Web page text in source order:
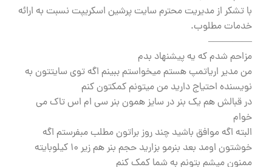
با تشکر از مدیریت محترم سایت پرشین اسکریپت نسبت به ارائه
خدمات مطلوب.
————–
مزاحم شدم که یه پیشنهاد بدم
من مدیر اریاتمپ هستم میخواستم ببینم اگه توی سایتتون به
نویسنده احتیاج دارید من میتونم کمکتون کنم
در قبالش هم یک بنر در سایز همون بنر سی ام اس تاک می
خوام
البته اگه موافق باشید چند روز براتون مطلب مبفرستم اگه
خوشتون اومد بعد بنرمو بزارید حجم بنر هم زیر ۱۰ کیلوبایته
ممنون میشم بتونم به شما کمک کنم